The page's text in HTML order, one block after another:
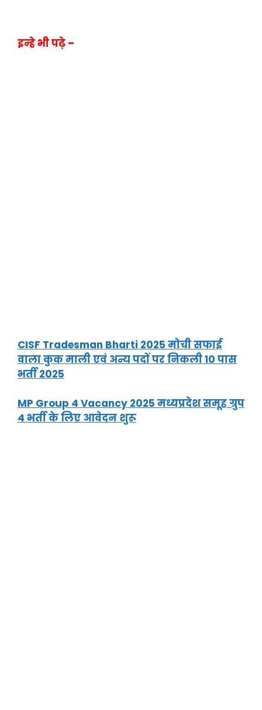
इन्हे भी पढ़े –
CISF Tradesman Bharti 2025 मोची सफाई
वाला कुक माली एवं अन्य पदों पर निकली 10 पास
भर्ती 2025
MP Group 4 Vacancy 2025 मध्यप्रदेश समूह ग्रुप
4 भर्ती के लिए आवेदन शुरू